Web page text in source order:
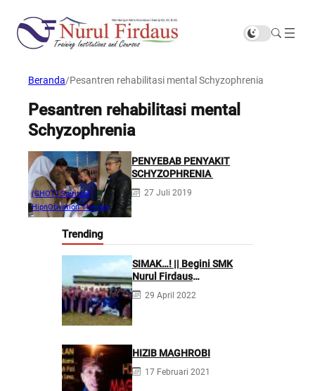
Beranda/Pesantren rehabilitasi mental Schyzophrenia
Pesantren rehabilitasi mental
Schyzophrenia
(SHOT) Spiritual
HipnOtivation Therapy
PENYEBAB PENYAKIT
SCHYZOPHRENIA
27 Juli 2019
Trending
SIMAK…! || Begini SMK
Nurul Firdaus
Mengarahkan Siswanya
agar Menjadi Asisten
29 April 2022
HIZIB MAGHROBI
17 Februari 2021